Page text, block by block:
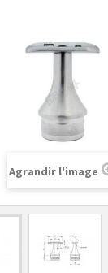
Agrandir l'image